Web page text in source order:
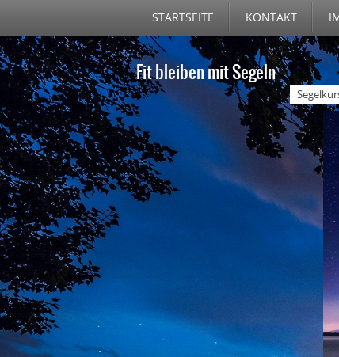
STARTSEITE KONTAKT
Fit bleiben mit Segeln